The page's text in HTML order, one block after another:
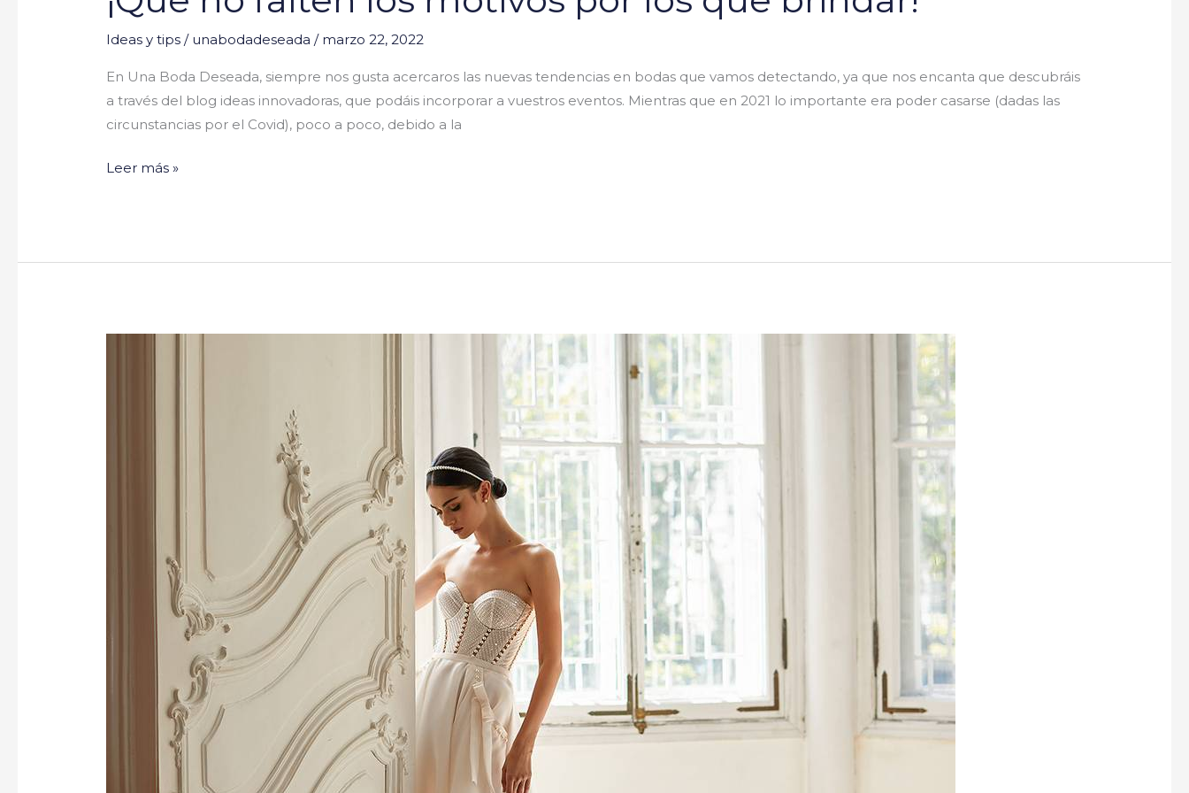
Ideas y tips / unabodadeseada/ marzo 22, 2022
En Una Boda Deseada, siempre nos gusta acercaros las nuevas tendencias en bodas que vamos detectando, ya que nos encanta que descubráis
a través del blog ideas innovadoras, que podáis incorporar a vuestros eventos. Mientras que en 2021 lo importante era poder casarse (dadas las
circunstancias por el Covid), poco a poco, debido a la
Leer más »